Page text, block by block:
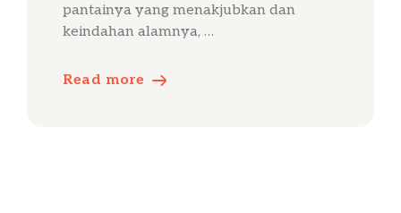
pantainya yang menakjubkan dan
keindahan alamnya, …
Read more